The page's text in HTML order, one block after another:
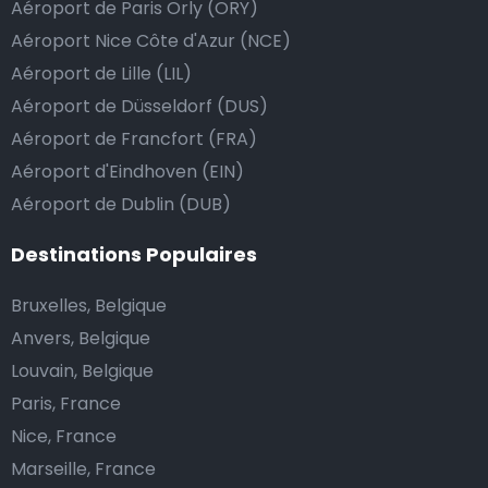
avoir donné un billet plus élevé que le prix de la
course.
Combien coûte une navette d’aéroport à Ferrara?
L’un des plus gros avantages des transports
d’aéroport proposés par Airport Taxis est un tarif fixe
pour votre navette.
Contrairement aux taxis traditionnels, nous n’ajoutons
pas de frais supplémentaires au prix d’une course en
taxi de nuit, ni de supplément pour venir vous
chercher ou pour l’attente si votre vol a du retard.
profitez de votre voyage.
Aéroport de Paris Orly (ORY)
Aéroport Nice Côte d'Azur (NCE)
Aéroport de Lille (LIL)
Aéroport de Düsseldorf (DUS)
Aéroport de Francfort (FRA)
Aéroport d'Eindhoven (EIN)
Aéroport de Dublin (DUB)
Destinations Populaires
Bruxelles, Belgique
Anvers, Belgique
Louvain, Belgique
Paris, France
Nice, France
Marseille, France